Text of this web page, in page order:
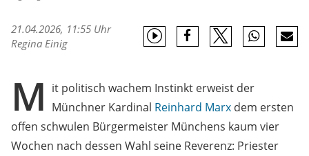
21.04.2026, 11:55 Uhr
Regina Einig
M it politisch wachem Instinkt erweist der
Münchner Kardinal Reinhard Marx dem ersten
offen schwulen Bürgermeister Münchens kaum vier
Wochen nach dessen Wahl seine Reverenz: Priester